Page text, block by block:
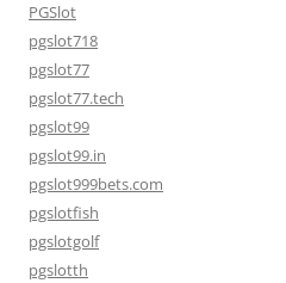
PGSlot
pgslot718
pgslot77
pgslot77.tech
pgslot99
pgslot99.in
pgslot999bets.com
pgslotfish
pgslotgolf
pgslotth